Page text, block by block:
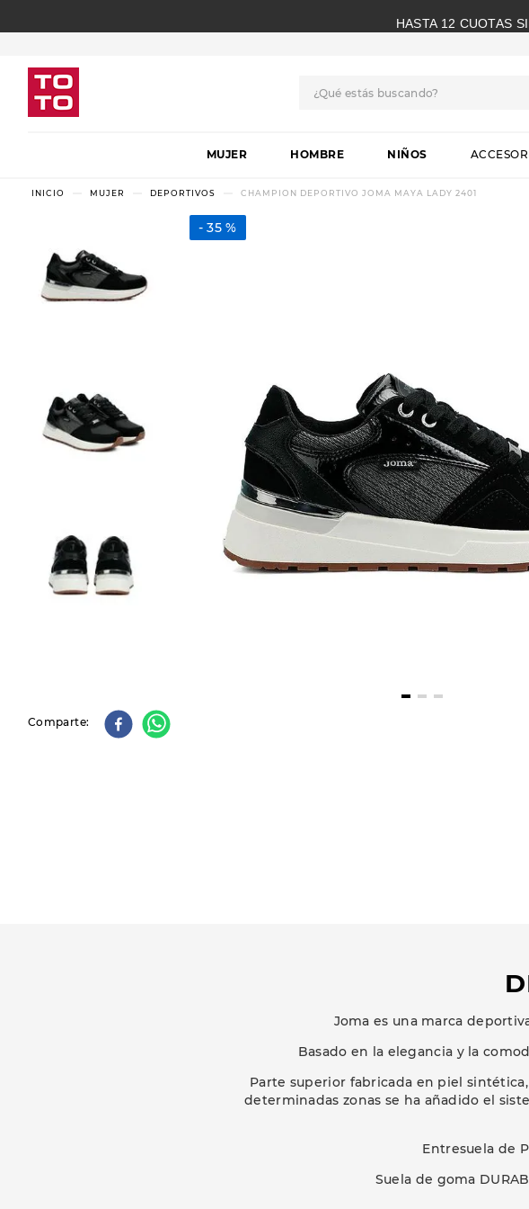
HASTA 12 CUOTAS
MUJER HOMBRE NIÑOS
MUJER DEPORTIVOS CHAMPION DEPORTIVO JOMA MAYA LADY 2401
35 %
Comparte
Joma es una marca
Basado en la elegancia y la
Parte superior fabricada en piel
determinadas zonas se ha añadido el
Entresuela de
Suela de goma
1.
botas
.
skechers
3.
slip-ins
10. botas dama